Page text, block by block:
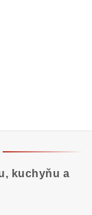
kuchyňu a